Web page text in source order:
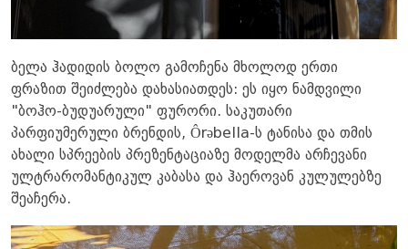
ბელა ჰადიდის ბოლო გამოჩენა მხოლოდ ერთი
ფრაზით შეიძლება დახასიათდეს: ეს იყო ნამდვილი
"ბოჰო-ბუდუარული" ფურორი. საკუთარი
პარფიუმერული ბრენდის, Ôrəbella-ს ტანისა და თმის
ახალი სპრეების პრეზენტაციაზე მოდელმა არჩევანი
ულტრარომანტიკულ კაბასა და ჰაეროვან კულულებზე
შეაჩერა.